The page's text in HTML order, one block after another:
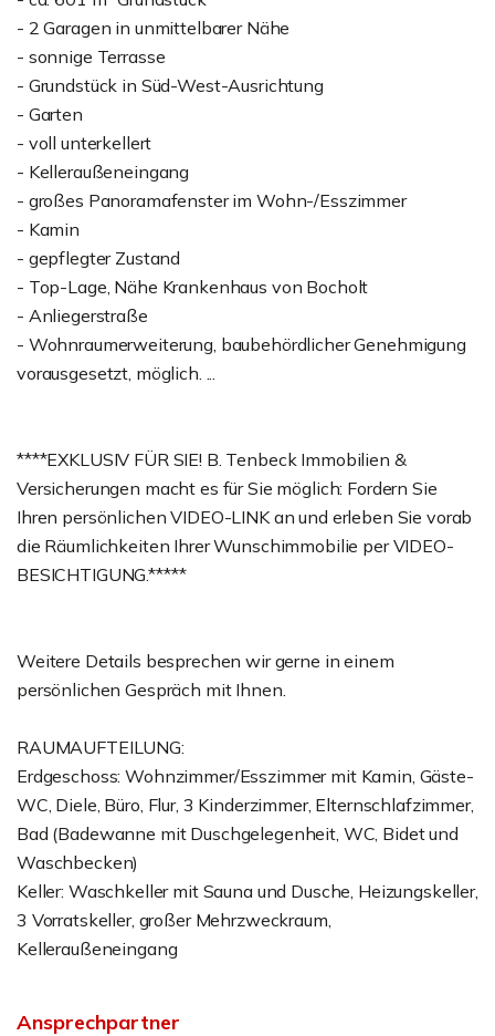
- 2 Garagen in unmittelbarer Nähe
- sonnige Terrasse
- Grundstück in Süd-West-Ausrichtung
- Garten
- voll unterkellert
- Kelleraußeneingang
- großes Panoramafenster im Wohn-/Esszimmer
- Kamin
- gepflegter Zustand
- Top-Lage, Nähe Krankenhaus von Bocholt
- Anliegerstraße
- Wohnraumerweiterung, baubehördlicher Genehmigung
vorausgesetzt, möglich. ...
****EXKLUSIV FÜR SIE! B. Tenbeck Immobilien &
Versicherungen macht es für Sie möglich: Fordern Sie
Ihren persönlichen VIDEO-LINK an und erleben Sie vorab
die Räumlichkeiten Ihrer Wunschimmobilie per VIDEO-
BESICHTIGUNG.*****
Weitere Details besprechen wir gerne in einem
persönlichen Gespräch mit Ihnen.
RAUMAUFTEILUNG:
Erdgeschoss: Wohnzimmer/Esszimmer mit Kamin, Gäste-
WC, Diele, Büro, Flur, 3 Kinderzimmer, Elternschlafzimmer,
Bad (Badewanne mit Duschgelegenheit, WC, Bidet und
Waschbecken)
Keller: Waschkeller mit Sauna und Dusche, Heizungskeller,
3 Vorratskeller, großer Mehrzweckraum,
Kelleraußeneingang
Ansprechpartner